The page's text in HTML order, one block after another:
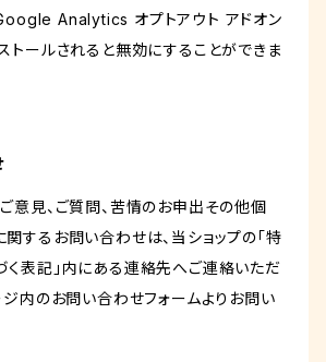
Analytics オプトアウト アドオン
トールされると無効にすることができま
意見、ご質問、苦情のお申出その他個
するお問い合わせは、当ショップの「特
表記」内にある連絡先へご連絡いただ
ジ内のお問い合わせフォームよりお問い